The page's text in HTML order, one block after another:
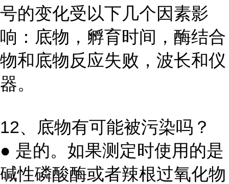
号的变化受以下几个因素影
响：底物，孵育时间，酶结合
物和底物反应失败，波长和仪
器。
12、底物有可能被污染吗？
● 是的。如果测定时使用的是
碱性磷酸酶或者辣根过氧化物